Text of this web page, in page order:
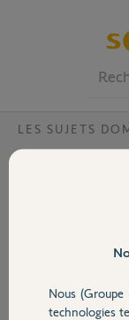
Volet
Sécurité
LES SUJETS
pilotage
J'aimerais pouvoir
chaude électrique a
Merci d'avance
Nous
technologies